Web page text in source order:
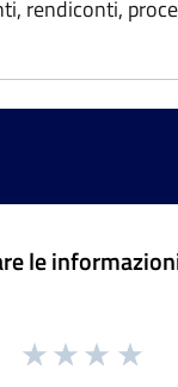
rendiconti,
le